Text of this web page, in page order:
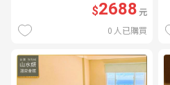
$2688元
0 人已購買